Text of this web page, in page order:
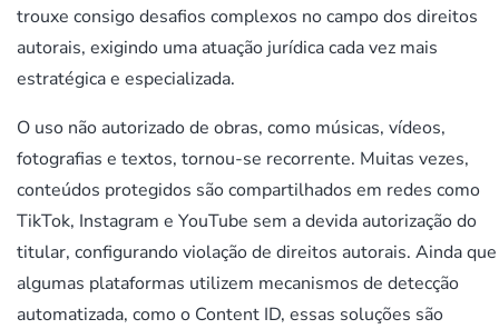
trouxe consigo desafios complexos no campo dos direitos
autorais, exigindo uma atuação jurídica cada vez mais
estratégica e especializada.
O uso não autorizado de obras, como músicas, vídeos,
fotografias e textos, tornou-se recorrente. Muitas vezes,
conteúdos protegidos são compartilhados em redes como
TikTok, Instagram e YouTube sem a devida autorização do
titular, configurando violação de direitos autorais. Ainda que
algumas plataformas utilizem mecanismos de detecção
automatizada, como o Content ID, essas soluções são